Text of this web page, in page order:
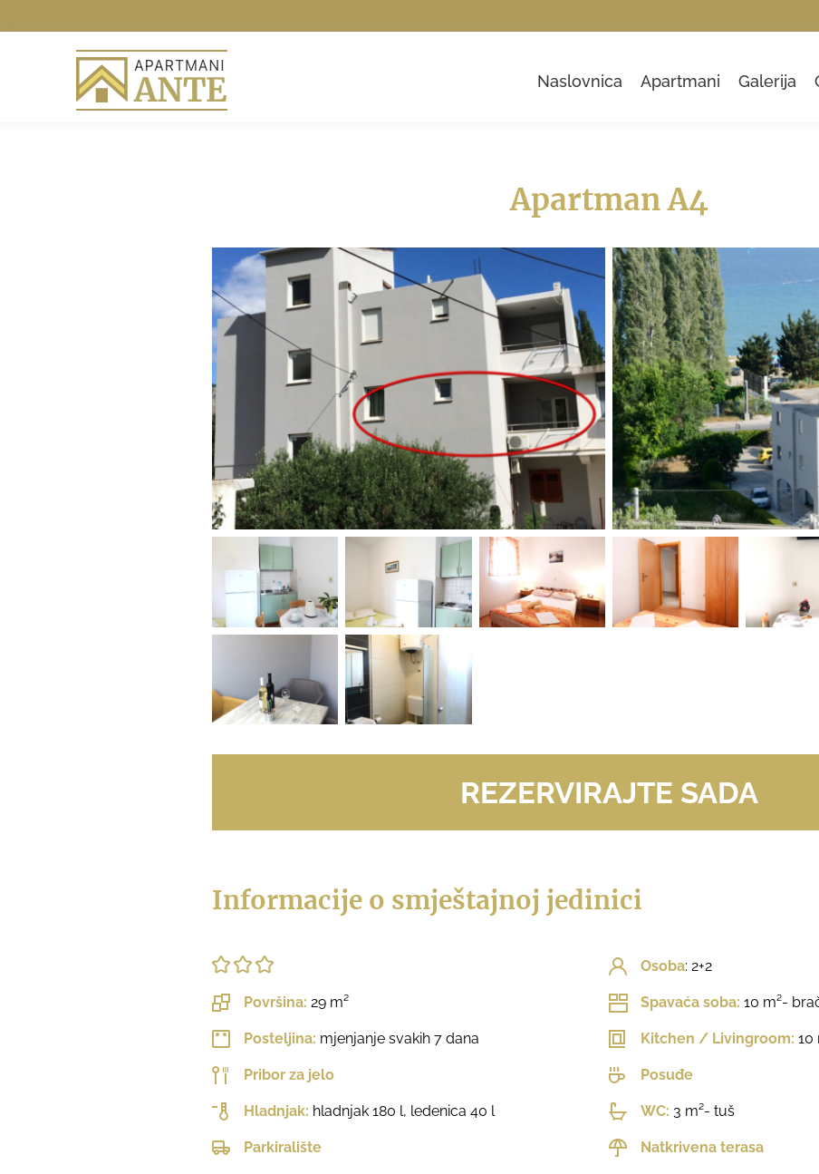
Naslovnica Apartmani Galerija
Apartman A4
REZERVIRAJTE SADA
Informacije o smještajnoj jedinici
Osoba: 2+2
Površina: 29 m² Spavaća soba: 10 m²-
Posteljina: mjenjanje svakih 7 dana Kitchen / Livingroom: 10
Pribor za jelo Posuđe
Hladnjak: hladnjak 180 l, ledenica 40 l WC: 3 m²- tuš
Parkiralište Natkrivena terasa